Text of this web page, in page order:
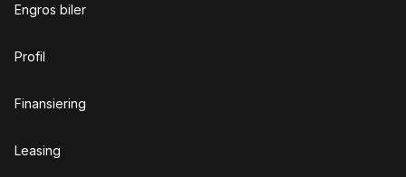
vognbaneassistent
Engros biler
Profil
Finansiering
Leasing